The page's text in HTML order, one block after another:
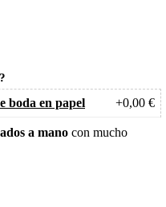
boda en papel +0,00 €
a mano con mucho